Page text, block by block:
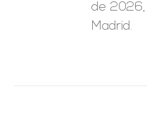
de 2026,
Madrid.